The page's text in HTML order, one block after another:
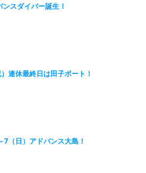
スダイバー誕生！
連休最終日は田子ボート！
7（日）アドバンス大島！